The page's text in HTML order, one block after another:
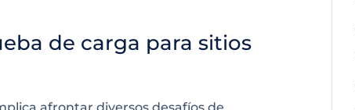
de carga para sitios